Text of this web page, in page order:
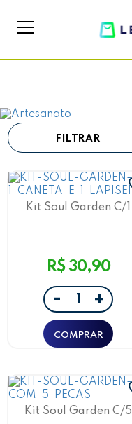
FILTRAR
Kit Soul Garden C/1
R$ 30,90
- +
Kit Soul Garden C/5